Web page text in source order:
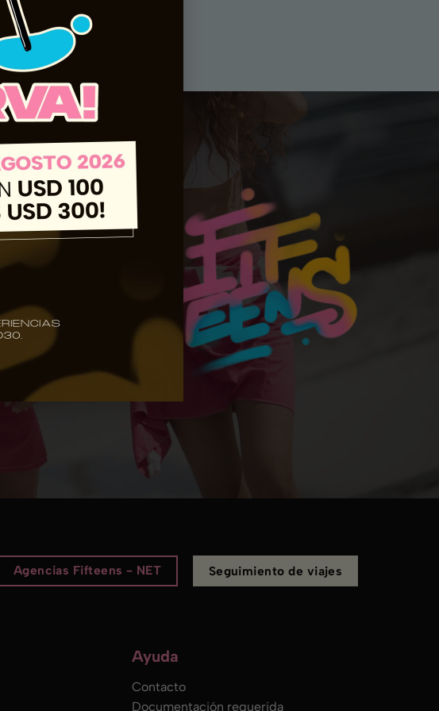
Agencias Fifteens - NET Seguimiento de viajes
Ayuda
Contacto
Documentación requerida